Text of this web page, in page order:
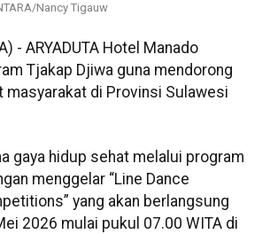
Nancy Tigauw
- ARYADUTA Hotel Manado
Tjakap Djiwa guna mendorong
masyarakat di Provinsi Sulawesi
gaya hidup sehat melalui program
menggelar “Line Dance
yang akan berlangsung
2026 mulai pukul 07.00 WITA di